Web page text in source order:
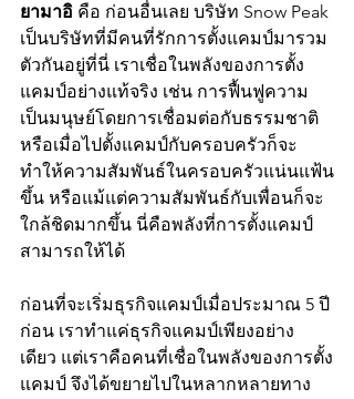
ยามาอิ คือ ก่อนอื่นเลย บริษัท Snow Peak
เป็นบริษัทที่มีคนที่รักการตั้งแคมป์มารวม
ตัวกันอยู่ที่นี่ เราเชื่อในพลังของการตั้ง
แคมป์อย่างแท้จริง เช่น การฟื้นฟูความ
เป็นมนุษย์โดยการเชื่อมต่อกับธรรมชาติ
หรือเมื่อไปตั้งแคมป์กับครอบครัวก็จะ
ทำให้ความสัมพันธ์ในครอบครัวแน่นแฟ้น
ขึ้น หรือแม้แต่ความสัมพันธ์กับเพื่อนก็จะ
ใกล้ชิดมากขึ้น นี่คือพลังที่การตั้งแคมป์
สามารถให้ได้
ก่อนที่จะเริ่มธุรกิจแคมป์เมื่อประมาณ 5 ปี
ก่อน เราทำแค่ธุรกิจแคมป์เพียงอย่าง
เดียว แต่เราคือคนที่เชื่อในพลังของการตั้ง
แคมป์ จึงได้ขยายไปในหลากหลายทาง